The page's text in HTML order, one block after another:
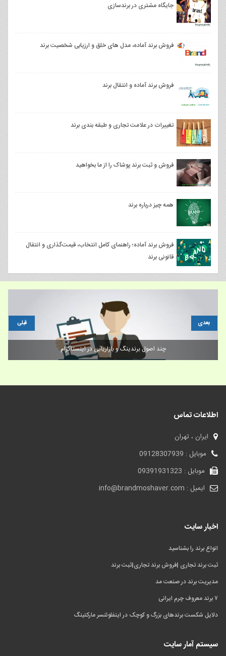
جایگاه مشتری در برندسازی
فروش برند آماده، مدل های خلق و ارزیابی شخصیت برند
فروش برند آماده و انتقال برند
تغییرات در علامت تجاری و طبقه بندی برند
فروش و ثبت برند پوشاک را از ما بخواهید
همه چیز درباره برند
فروش برند آماده؛ راهنمای کامل انتخاب، قیمت‌گذاری و انتقال
قانونی برند
چند اصول برندینگ و بازاریابی در اینستاگرام
قبلی بعدی
اطلاعات تماس
ایران ، تهران
موبایل : 09128307939
موبایل : 09391931323
ایمیل : info@brandmoshaver.com
اخبار سایت
انواع برند را بشناسید
ثبت برند تجاری |فروش برند تجاری|ثبت برند
مدیریت برند در صنعت مد
۷ برند معروف چرم ایرانی
دلایل شکست برندهای بزرگ و کوچک در اینفلوئنسر مارکتینگ
سیستم آمار سایت